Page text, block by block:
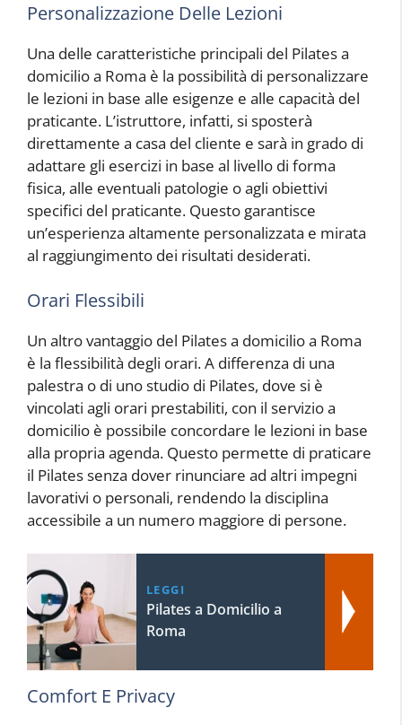
Personalizzazione Delle Lezioni
Una delle caratteristiche principali del Pilates a
domicilio a Roma è la possibilità di personalizzare
le lezioni in base alle esigenze e alle capacità del
praticante. L’istruttore, infatti, si sposterà
direttamente a casa del cliente e sarà in grado di
adattare gli esercizi in base al livello di forma
fisica, alle eventuali patologie o agli obiettivi
specifici del praticante. Questo garantisce
un’esperienza altamente personalizzata e mirata
al raggiungimento dei risultati desiderati.
Orari Flessibili
Un altro vantaggio del Pilates a domicilio a Roma
è la flessibilità degli orari. A differenza di una
palestra o di uno studio di Pilates, dove si è
vincolati agli orari prestabiliti, con il servizio a
domicilio è possibile concordare le lezioni in base
alla propria agenda. Questo permette di praticare
il Pilates senza dover rinunciare ad altri impegni
lavorativi o personali, rendendo la disciplina
accessibile a un numero maggiore di persone.
LEGGI
Pilates a Domicilio a
Roma
Comfort E Privacy